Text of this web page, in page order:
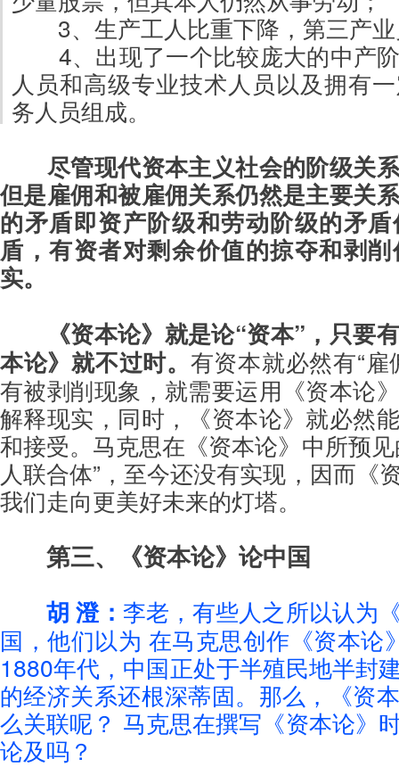
3、生产工人比重下降，第三产
4、出现了一个比较庞大的中产
人员和高级专业技术人员以及拥有
务人员组成。
尽管现代资本主义社会的阶级关
但是雇佣和被雇佣关系仍然是主要关
的矛盾即资产阶级和劳动阶级的矛
盾，有资者对剩余价值的掠夺和剥
实。
《资本论》就是论“资本”，只要
本论》就不过时。 有资本就必然有“
有被剥削现象，就需要运用《资本论
解释现实，同时，《资本论》就必然
和接受。马克思在《资本论》中所预
人联合体”，至今还没有实现，因而《
我们走向更美好未来的灯塔。
第三、《资本论》论中国
胡 澄： 李老，有些人之所以认为
国，他们以为 在马克思创作《资本论
1880年代，中国正处于半殖民地半封
的经济关系还根深蒂固。那么，《资
么关联呢？ 马克思在撰写《资本论》
论及吗？